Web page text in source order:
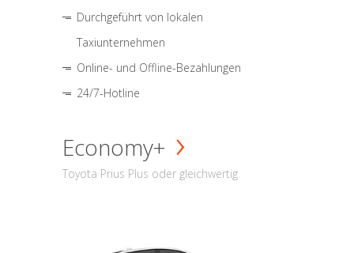
Durchgeführt von lokalen
Taxiunternehmen
Online- und Offline-Bezahlungen
24/7-Hotline
Economy+
Toyota Prius Plus oder gleichwertig